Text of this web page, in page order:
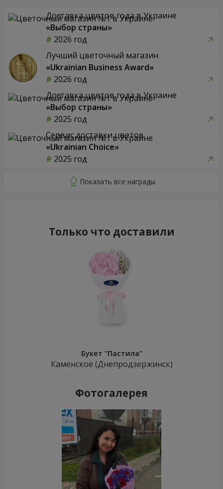
Доставка цветов года в Украине
«Выбор страны»
2026 год
Лучший цветочный магазин
«Ukrainian Business Award»
2026 год
Доставка цветов года в Украине
«Выбор страны»
2025 год
Сервис доставки цветов
«Ukrainian Choice»
2025 год
Только что доставили
Букет "Пастила"
Каменское (Днепродзержинск)
Фотогалерея